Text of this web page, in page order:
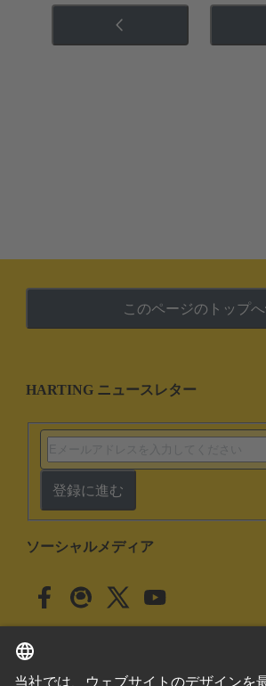
このページのトップへ
HARTING ニュースレター
登録に進む
ソーシャルメディア